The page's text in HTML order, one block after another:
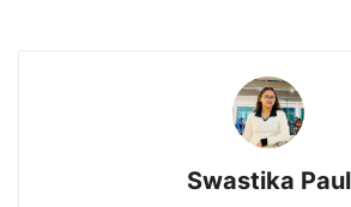
Swastika Paul